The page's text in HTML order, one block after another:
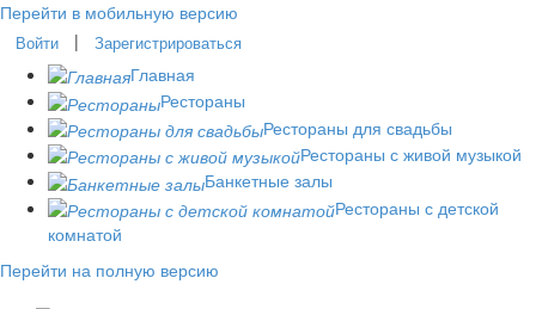
Перейти в мобильную версию
Войти | Зарегистрироваться
Главная
Рестораны
Рестораны для свадьбы
Рестораны с живой музыкой
Банкетные залы
Рестораны с детской
комнатой
Перейти на полную версию